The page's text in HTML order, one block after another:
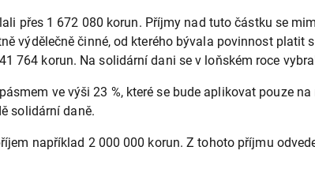
přes 1 672 080 korun. Příjmy nad tuto částku se
výdělečně činné, od kterého bývala povinnost platit
764 korun. Na solidární dani se v loňském roce
ve výši 23 %, které se bude aplikovat pouze
solidární daně.
například 2 000 000 korun. Z tohoto příjmu